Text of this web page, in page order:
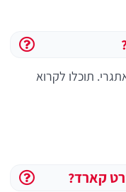
תוכלו לקרוא
קארד?